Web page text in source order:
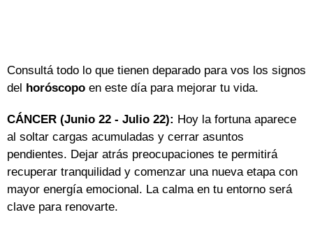
Consultá todo lo que tienen deparado para vos los signos
del horóscopo en este día para mejorar tu vida.
CÁNCER (Junio 22 - Julio 22): Hoy la fortuna aparece
al soltar cargas acumuladas y cerrar asuntos
pendientes. Dejar atrás preocupaciones te permitirá
recuperar tranquilidad y comenzar una nueva etapa con
mayor energía emocional. La calma en tu entorno será
clave para renovarte.